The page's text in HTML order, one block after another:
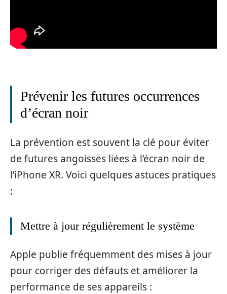
Prévenir les futures occurrences
d’écran noir
La prévention est souvent la clé pour éviter
de futures angoisses liées à l’écran noir de
l’iPhone XR. Voici quelques astuces pratiques
:
Mettre à jour régulièrement le système
Apple publie fréquemment des mises à jour
pour corriger des défauts et améliorer la
performance de ses appareils :